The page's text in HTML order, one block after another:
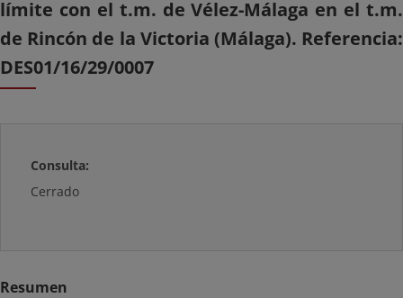
límite con el t.m. de Vélez-Málaga en el t.m.
de Rincón de la Victoria (Málaga). Referencia:
DES01/16/29/0007
Consulta:
Cerrado
Resumen